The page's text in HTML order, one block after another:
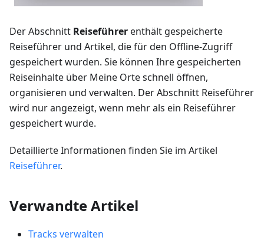
Der Abschnitt Reiseführerenthält gespeicherte
Reiseführer und Artikel, die für den Offline-Zugriff
gespeichert wurden. Sie können Ihre gespeicherten
Reiseinhalte über Meine Orte schnell öffnen,
organisieren und verwalten. Der Abschnitt Reiseführer
wird nur angezeigt, wenn mehr als ein Reiseführer
gespeichert wurde.
Detaillierte Informationen finden Sie im Artikel
Reiseführer.
Verwandte Artikel
Tracks verwalten